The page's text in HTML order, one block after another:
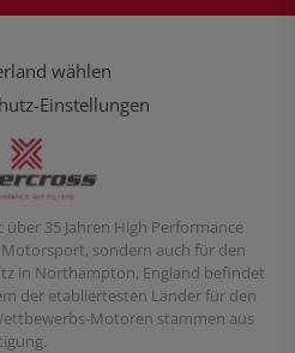
wählen
Einstellungen
35 Jahren High Performance
sondern auch für den
in Northampton, England befindet
der etabliertesten Länder für den
Motoren stammen aus